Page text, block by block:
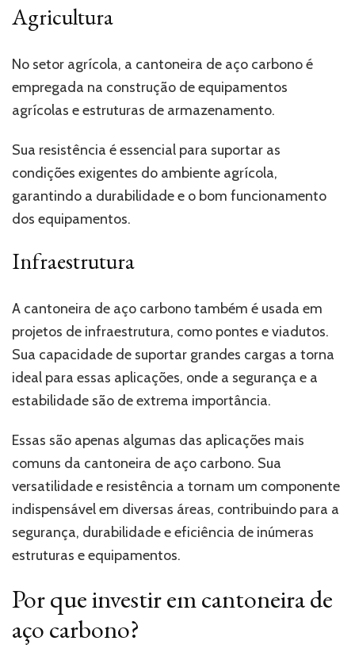
Agricultura
No setor agrícola, a cantoneira de aço carbono é
empregada na construção de equipamentos
agrícolas e estruturas de armazenamento.
Sua resistência é essencial para suportar as
condições exigentes do ambiente agrícola,
garantindo a durabilidade e o bom funcionamento
dos equipamentos.
Infraestrutura
A cantoneira de aço carbono também é usada em
projetos de infraestrutura, como pontes e viadutos.
Sua capacidade de suportar grandes cargas a torna
ideal para essas aplicações, onde a segurança e a
estabilidade são de extrema importância.
Essas são apenas algumas das aplicações mais
comuns da cantoneira de aço carbono. Sua
versatilidade e resistência a tornam um componente
indispensável em diversas áreas, contribuindo para a
segurança, durabilidade e eficiência de inúmeras
estruturas e equipamentos.
Por que investir em cantoneira de
aço carbono?